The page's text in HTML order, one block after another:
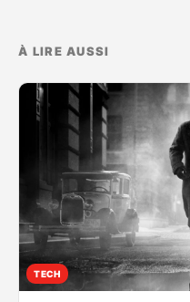
À LIRE AUSSI
TECH